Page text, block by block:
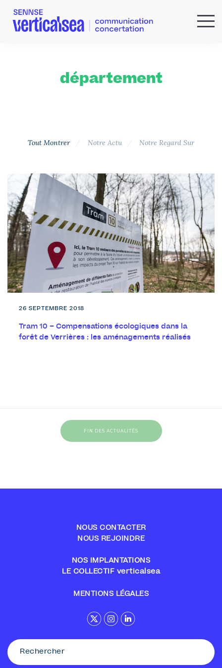
département
Tout Montrer Notre Actu Notre Regard Sur
26 SEPTEMBRE 2018
Tram 10 – Compensations écologiques dans la
forêt de Verrières : les aménagements réalisés
FIN DES ACTUALITÉS
NOUS CONTACTER
NOUS REJOINDRE
NOS IMPLANTATIONS
LE COLLECTIF verticalsea
MENTIONS LÉGALES